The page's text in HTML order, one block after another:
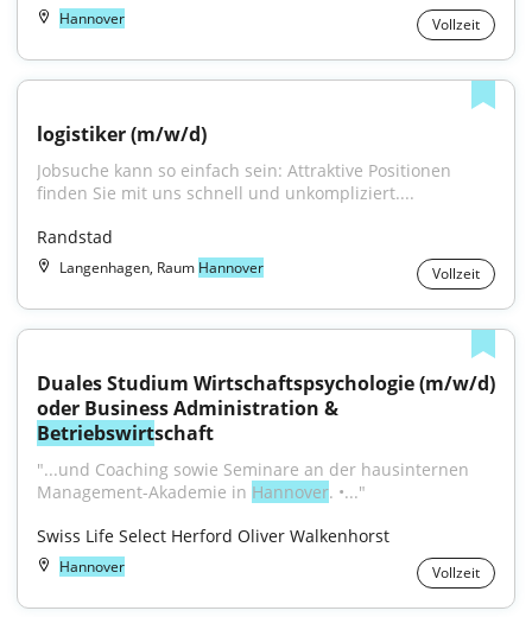
Hannover Vollzeit
logistiker (m/w/d)
Jobsuche kann so einfach sein: Attraktive Positionen
finden Sie mit uns schnell und unkompliziert....
Randstad
Langenhagen, Raum Hannover Vollzeit
Duales Studium Wirtschaftspsychologie (m/w/d)
Betriebswirtschaft
"...und Coaching sowie Seminare an der hausinternen
Management-Akademie in Hannover. •..."
Swiss Life Select Herford Oliver Walkenhorst
Hannover Vollzeit